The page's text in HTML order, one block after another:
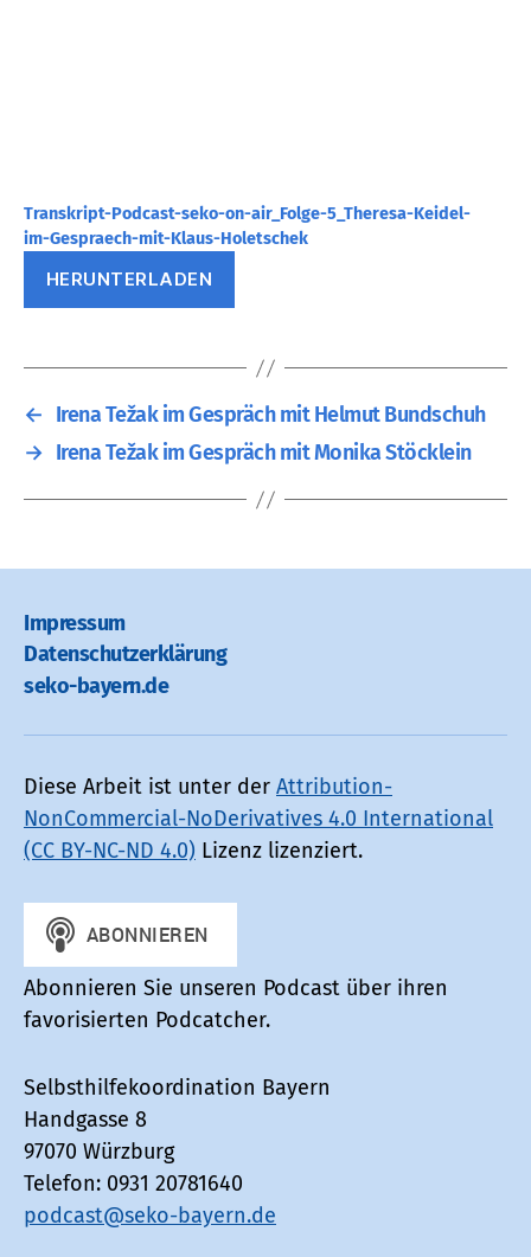
Transkript-Podcast-seko-on-air_Folge-5_Theresa-Keidel-
im-Gespraech-mit-Klaus-Holetschek
HERUNTERLADEN
← Irena Težak im Gespräch mit Helmut Bundschuh
→ Irena Težak im Gespräch mit Monika Stöcklein
Impressum
Datenschutz­erklärung
seko-bayern.de
Diese Arbeit ist unter der Attribution-
NonCommercial-NoDerivatives 4.0 International
(CC BY-NC-ND 4.0) Lizenz lizenziert.
Abonnieren Sie unseren Podcast über ihren
favorisierten Podcatcher.
Selbsthilfekoordination Bayern
Handgasse 8
97070 Würzburg
Telefon: 0931 20781640
podcast@seko-bayern.de